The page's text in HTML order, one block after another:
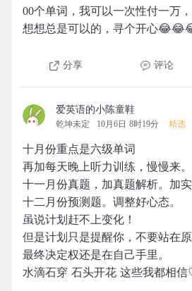
00个单词，我可以一次性付一万
想想总是可以的，寻个开心
分享 评论
爱英语的小陈童鞋
乾坤未定 10月6日 8时19分 精选
十月份重点是六级单词
再加每天晚上听力训练，慢慢来。
十一月份真题，加真题解析。加实
十二月份预测题。调整好心态。
虽说计划赶不上变化！
但是计划只是提醒你，不要站在原
最终决定权还是在自己手里。
水滴石穿 石头开花 这些我都相